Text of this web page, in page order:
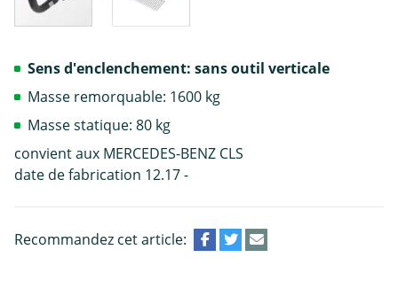
Sens d'enclenchement: sans outil verticale
Masse remorquable: 1600 kg
Masse statique: 80 kg
convient aux MERCEDES-BENZ CLS
date de fabrication 12.17 -
Recommandez cet article: